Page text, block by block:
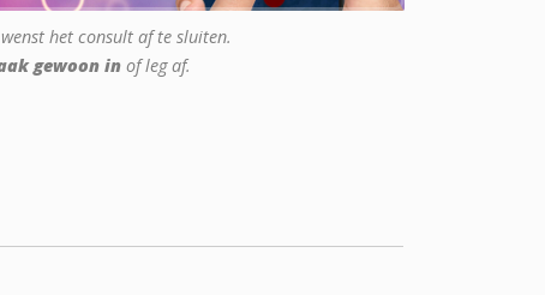
het consult af te sluiten.
gewoon in of leg af.